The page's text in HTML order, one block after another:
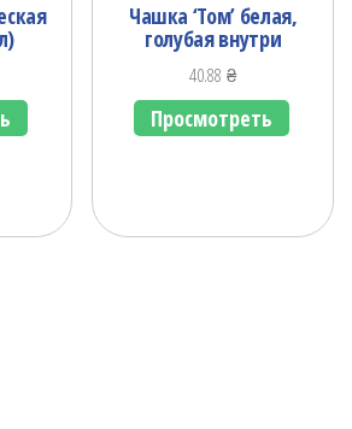
Чашка ‘Том’ белая,
голубая внутри
40.88₴
Просмотреть